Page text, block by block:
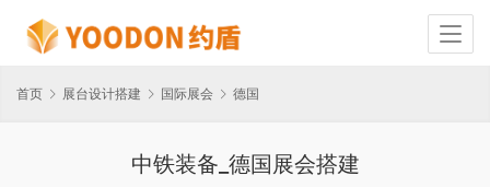
首页 展台设计搭建 国际展会 德国
中铁装备_德国展会搭建